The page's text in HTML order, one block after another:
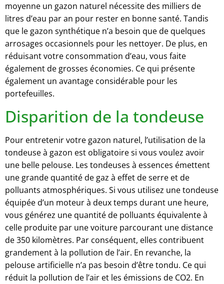
moyenne un gazon naturel nécessite des milliers de
litres d’eau par an pour rester en bonne santé. Tandis
que le gazon synthétique n’a besoin que de quelques
arrosages occasionnels pour les nettoyer. De plus, en
réduisant votre consommation d’eau, vous faite
également de grosses économies. Ce qui présente
également un avantage considérable pour les
portefeuilles.
Disparition de la tondeuse
Pour entretenir votre gazon naturel, l’utilisation de la
tondeuse à gazon est obligatoire si vous voulez avoir
une belle pelouse. Les tondeuses à essences émettent
une grande quantité de gaz à effet de serre et de
polluants atmosphériques. Si vous utilisez une tondeuse
équipée d’un moteur à deux temps durant une heure,
vous générez une quantité de polluants équivalente à
celle produite par une voiture parcourant une distance
de 350 kilomètres. Par conséquent, elles contribuent
grandement à la pollution de l’air. En revanche, la
pelouse artificielle n’a pas besoin d’être tondu. Ce qui
réduit la pollution de l’air et les émissions de CO2. En